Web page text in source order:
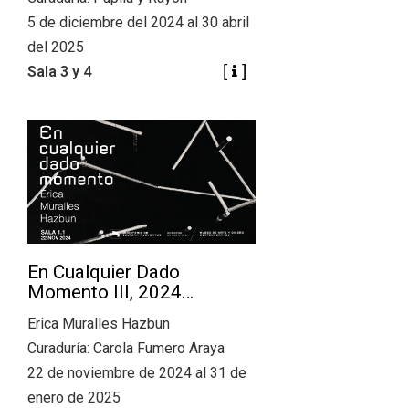
5 de diciembre del 2024 al 30 abril
del 2025
Sala 3 y 4
En Cualquier Dado
Momento III, 2024…
Erica Muralles Hazbun
Curaduría: Carola Fumero Araya
22 de noviembre de 2024 al 31 de
enero de 2025